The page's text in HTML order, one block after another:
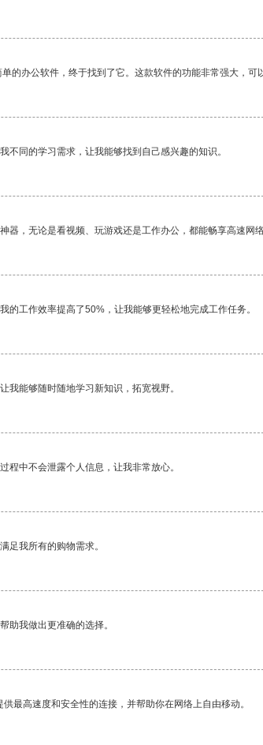
的办公软件，终于找到了它。这款软件的功能非常强大，
不同的学习需求，让我能够找到自己感兴趣的知识。
器，无论是看视频、玩游戏还是工作办公，都能畅享高速网
的工作效率提高了50%，让我能够更轻松地完成工作任务。
我能够随时随地学习新知识，拓宽视野。
程中不会泄露个人信息，让我非常放心。
足我所有的购物需求。
助我做出更准确的选择。
最高速度和安全性的连接，并帮助你在网络上自由移动。